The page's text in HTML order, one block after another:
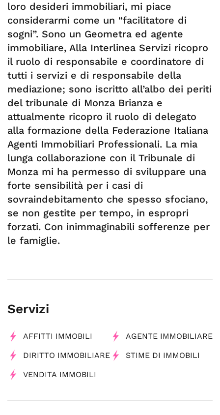
loro desideri immobiliari, mi piace
considerarmi come un “facilitatore di
sogni”. Sono un Geometra ed agente
immobiliare, Alla Interlinea Servizi ricopro
il ruolo di responsabile e coordinatore di
tutti i servizi e di responsabile della
mediazione; sono iscritto all’albo dei periti
del tribunale di Monza Brianza e
attualmente ricopro il ruolo di delegato
alla formazione della Federazione Italiana
Agenti Immobiliari Professionali. La mia
lunga collaborazione con il Tribunale di
Monza mi ha permesso di sviluppare una
forte sensibilità per i casi di
sovraindebitamento che spesso sfociano,
se non gestite per tempo, in espropri
forzati. Con inimmaginabili sofferenze per
le famiglie.
Servizi
AFFITTI IMMOBILI AGENTE IMMOBILIARE
DIRITTO IMMOBILIARE STIME DI IMMOBILI
VENDITA IMMOBILI